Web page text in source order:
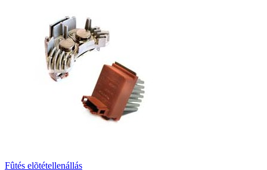
Fûtés elõtétellenállás